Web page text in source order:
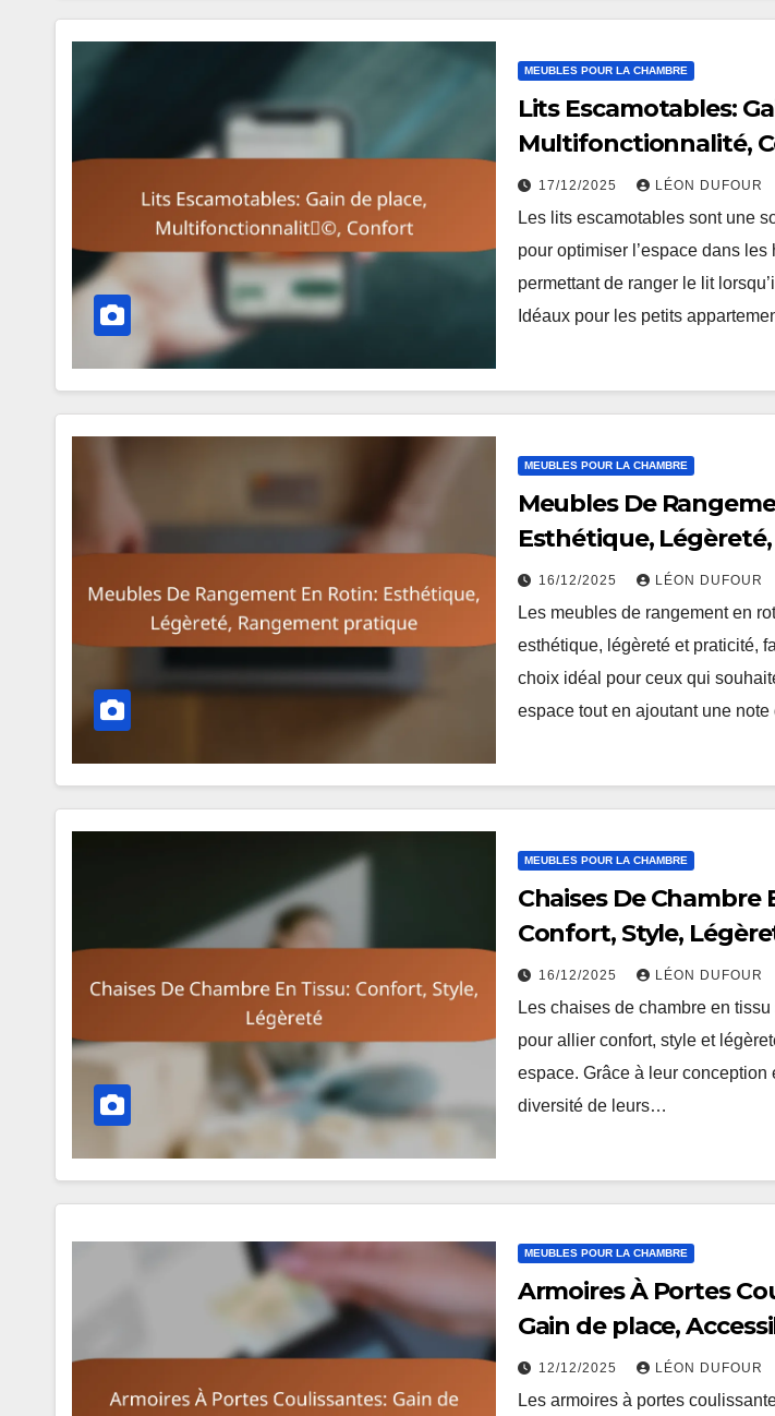
MEUBLES POUR LA CHAMBRE
Lits Escamotables:
Multifonctionnalité,
17/12/2025 LÉON DUFOUR
Les lits escamotables sont une
pour optimiser l’espace dans les
permettant de ranger le lit
Idéaux pour les petits
MEUBLES POUR LA CHAMBRE
Meubles De
Esthétique,
pratique
16/12/2025 LÉON DUFOUR
Les meubles de rangement en
esthétique, légèreté et praticité,
choix idéal pour ceux qui
espace tout en ajoutant une
MEUBLES POUR LA CHAMBRE
Chaises De Chambre
Confort, Style,
16/12/2025 LÉON DUFOUR
Les chaises de chambre en
pour allier confort, style et
espace. Grâce à leur conception
diversité de leurs…
MEUBLES POUR LA CHAMBRE
Armoires À Portes
Gain de place,
moderne
12/12/2025 LÉON DUFOUR
Les armoires à portes